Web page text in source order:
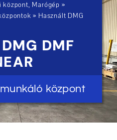
központ, Marógép »
» Használt DMG
DMF
központ